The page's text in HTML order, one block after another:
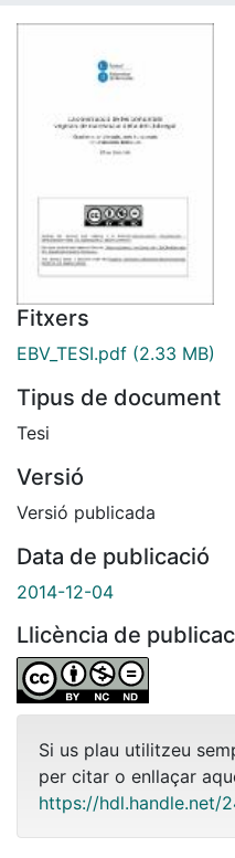
Fitxers
EBV_TESI.pdf (2.33 MB)
Tipus de document
Tesi
Versió
Versió publicada
Data de publicació
2014-12-04
Llicència de
Si us plau utilitzeu
per citar o enllaçar
https://hdl.handle.net/